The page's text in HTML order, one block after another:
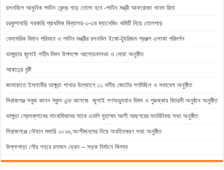
চলনবিলে আধুনিক পর্যটন কেন্দ্র গড়ে তোলা হবে -পর্যটন মন্ত্রী আফরোজা খানম রিতা
চরকুশাবাড়ি সরকারি প্রাথমিক বিদ্যালয়-২-এর ম্যানেজিং কমিটি নিয়ে তোলপাড়
বেসামরিক বিমান পরিবহন ও পর্যটন মন্ত্রীর চলনবিল ইকো-ট্যুরিজম প্রকল্প এলাকা পরিদর্শন
ভাঙ্গুড়ায় জুলাই শহীদ দিবস উপলক্ষে আলোচনাসভা ও দোয়া অনুষ্ঠিত
আষাঢ়ের বৃষ্টি
জামায়াতে ইসলামীর ভাঙ্গুড়া শাখার উদ্যোগে ১১ দলীয় জোটের গণমিছিল ও সমাবেশ অনুষ্ঠিত
সিরাজগঞ্জ সবুজ কানন স্কুল এন্ড কলেজে জুলাই গণঅভ্যুথান দিবস ও পুরুষ্কার বিতরনী অনুষ্ঠান অনুষ্ঠিত
ভাঙ্গুড়া প্রেসক্লাবের সাংবাদিকদের সাথে এমপি মুহাম্মদ আলী আছগরের মতবিনিময় সভা অনুষ্ঠিত
সিরাজগঞ্জে নৌযান শুমারি ২০২৬,অংশীজনদের নিয়ে অবহিতকরণ সভা অনুষ্ঠিত
উল্লাপাড়া পৌর শহরে চলমান ড্রেন – সড়ক নির্মানে বিলম্ব